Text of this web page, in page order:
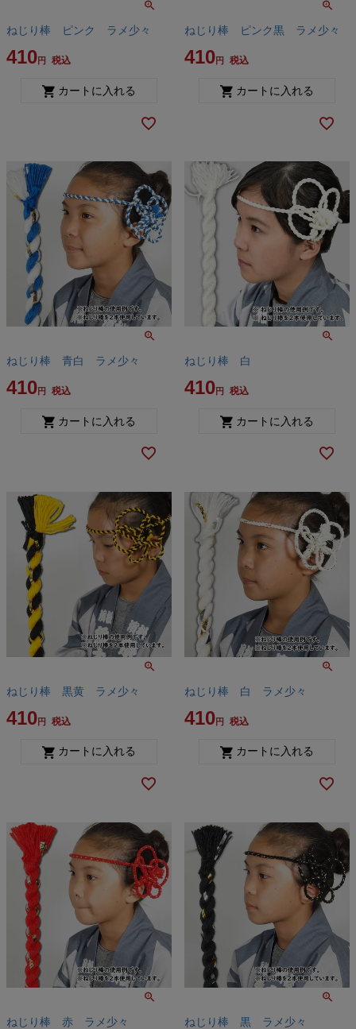
ねじり棒 ピンク ラメ少々
410 税込
カートに入れる
ねじり棒 ピンク黒 ラメ少々
410 税込
カートに入れる
ねじり棒 青白 ラメ少々
410 税込
カートに入れる
ねじり棒 白
410 税込
カートに入れる
ねじり棒 黒黄 ラメ少々
410 税込
カートに入れる
ねじり棒 白 ラメ少々
410 税込
カートに入れる
ねじり棒 赤 ラメ少々 ねじり棒 黒 ラメ少々